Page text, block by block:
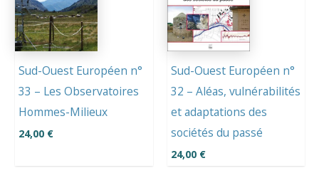
Sud-Ouest Européen n°
33 – Les Observatoires
Hommes-Milieux
24,00 €
Sud-Ouest Européen n°
32 – Aléas, vulnérabilités
et adaptations des
sociétés du passé
24,00 €